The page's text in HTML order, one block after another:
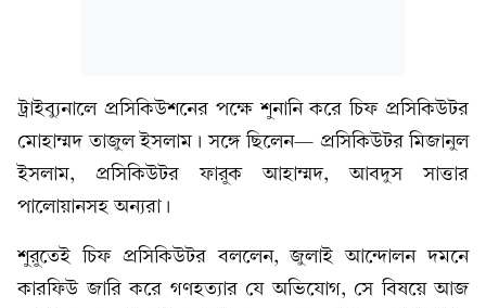
ট্রাইব্যুনালে প্রসিকিউশনের পক্ষে শুনানি করে চিফ প্রসিকিউটর
মোহাম্মদ তাজুল ইসলাম। সঙ্গে ছিলেন— প্রসিকিউটর মিজানুল
ইসলাম, প্রসিকিউটর ফারুক আহাম্মদ, আবদুস সাত্তার
পালোয়ানসহ অন্যরা।
শুরুতেই চিফ প্রসিকিউটর বললেন, জুলাই আন্দোলন দমনে
কারফিউ জারি করে গণহত্যার যে অভিযোগ, সে বিষয়ে আজ